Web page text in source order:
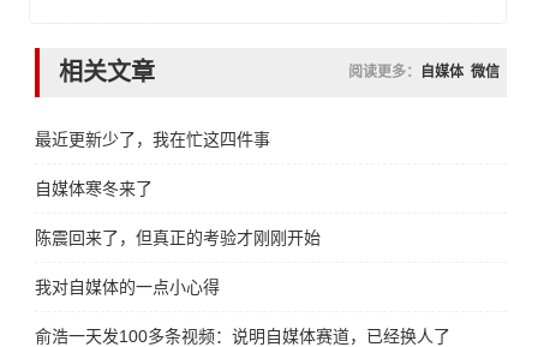
相关文章 阅读更多： 自媒体 微信
最近更新少了，我在忙这四件事
自媒体寒冬来了
陈震回来了，但真正的考验才刚刚开始
我对自媒体的一点小心得
俞浩一天发100多条视频：说明自媒体赛道，已经换人了